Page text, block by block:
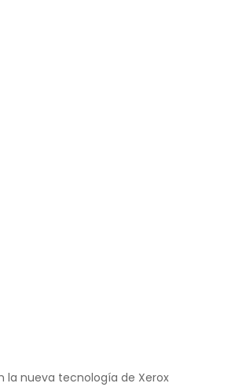
la nueva tecnología de Xerox